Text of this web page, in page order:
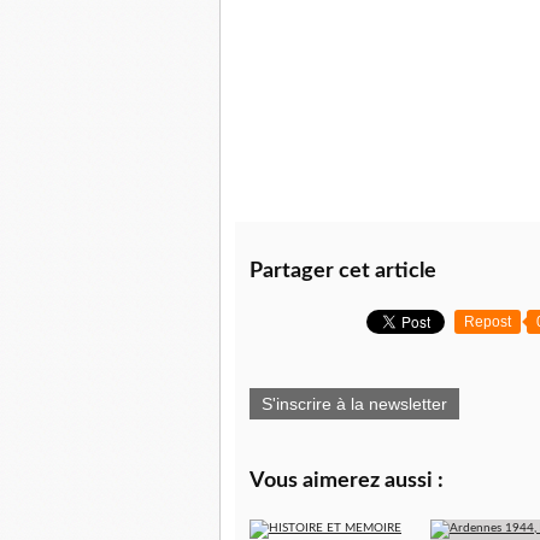
Partager cet article
Repost
S'inscrire à la newsletter
Vous aimerez aussi :